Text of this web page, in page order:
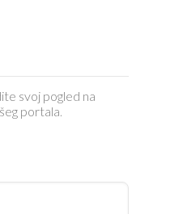
svoj pogled na
portala.